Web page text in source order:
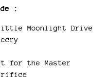
:
Moonlight Drive
for the Master